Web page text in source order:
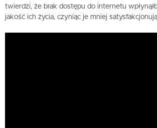
twierdzi, że brak dostępu do internetu
jakość ich życia, czyniąc je mniej